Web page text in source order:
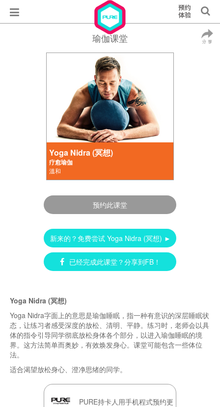
瑜伽课堂
Yoga Nidra (冥想)
疗愈瑜伽
溫和
预约此课堂
新来的？免费尝试 Yoga Nidra (冥想) ►
已经完成此课堂？分享到FB！
Yoga Nidra (冥想)
Yoga Nidra字面上的意思是瑜伽睡眠，指一种有意识的深层睡眠状
态，让练习者感受深度的放松、清明、平静。练习时，老师会以具
体的指令引导同学彻底放松身体各个部分，以进入瑜伽睡眠的境
界。这方法简单而奥妙，有效焕发身心。课堂可能包含一些体位
法。
适合渴望放松身心、澄净思绪的同学。
PURE持卡人用手机程式预约更